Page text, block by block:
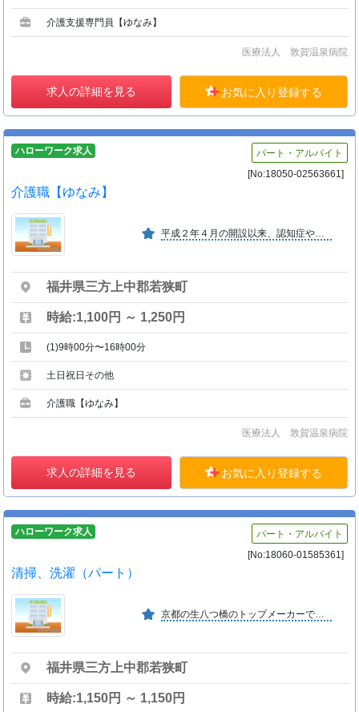
介護支援専門員【ゆなみ】
医療法人 敦賀温泉病院
求人の詳細を見る お気に入り登録する
ハローワーク求人
パート・アルバイト
[No:18050-02563661]
介護職【ゆなみ】
平成２年４月の開設以来、認知症や脳血管障害の予防、治療、家族の介護指導や総合的なリハビリテーションに力を入れています。また、認知症疾患医療センターも併設し、地域連携をとっています。
福井県三方上中郡若狭町
時給:1,100円 ～ 1,250円
(1)9時00分〜16時00分
土日祝日その他
介護職【ゆなみ】
医療法人 敦賀温泉病院
求人の詳細を見る お気に入り登録する
ハローワーク求人
パート・アルバイト
[No:18060-01585361]
清掃、洗濯（パート）
京都の生八つ橋のトップメーカーです。「おいしさをはこび、よろこびを創る」を経営理念に厳選した原料や製法に信念を持ち、昨日よりも、今日よりも、安心で美味しいお菓子を目指します。
福井県三方上中郡若狭町
時給:1,150円 ～ 1,150円